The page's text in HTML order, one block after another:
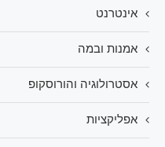
אינטרנט
אמנות ובמה
אסטרולוגיה והורוסקופ
אפליקציות